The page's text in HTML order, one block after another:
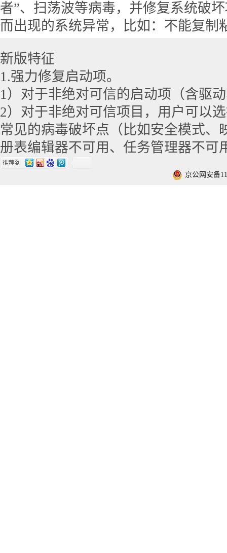
者”、扫荡波等病毒，并修复系统破
而出现的系统异常，比如：不能复制
新版特征
1.强力修复启动项。
1）对于非绝对可信的启动项（含驱
2）对于非绝对可信项目，用户可以
常见的病毒破坏点（比如安全模式、
册表编辑器不可用、任务管理器不可
京公网安备